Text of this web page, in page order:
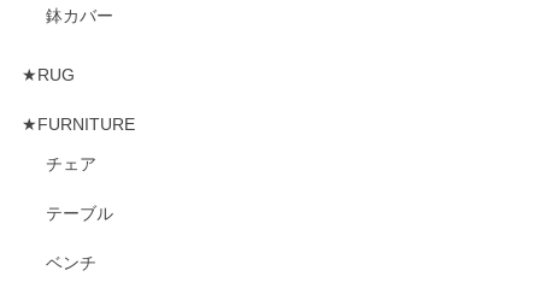
鉢カバー
★RUG
★FURNITURE
チェア
テーブル
ベンチ